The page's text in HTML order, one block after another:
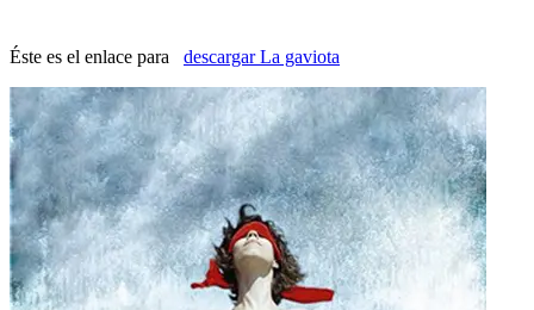
Éste es el enlace para descargar La gaviota